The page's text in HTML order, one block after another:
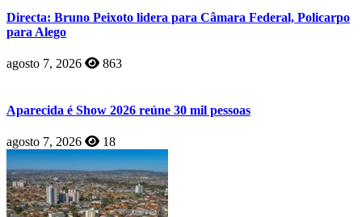
Directa: Bruno Peixoto lidera para Câmara Federal, Policarpo
para Alego
agosto 7, 2026 863
Aparecida é Show 2026 reúne 30 mil pessoas
agosto 7, 2026 18